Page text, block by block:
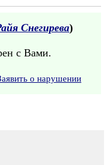
Снегирева)
с Вами.
о нарушении